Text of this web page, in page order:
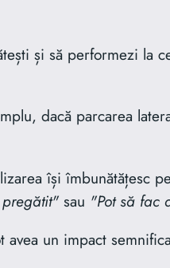
și să performezi la
dacă parcarea
își îmbunătățesc
sau "Pot să fac
un impact